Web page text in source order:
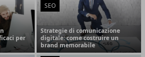
per
SEO
Strategie di comunicazione
digitale: come costruire un
brand memorabile